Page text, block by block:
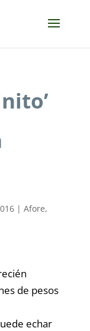
| Afore,
de pesos
echar